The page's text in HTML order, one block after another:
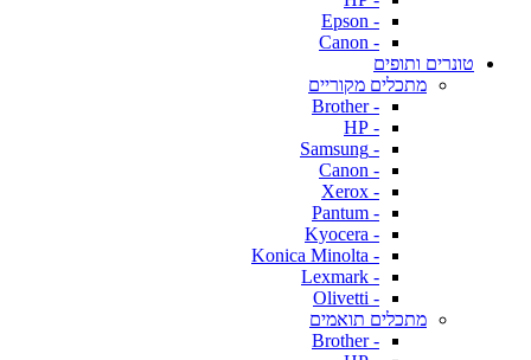
- Epson
- Canon
טונרים ותופים
מתכלים מקוריים
- Brother
- HP
- Samsung
- Canon
- Xerox
- Pantum
- Kyocera
- Konica Minolta
- Lexmark
- Olivetti
מתכלים תואמים
- Brother